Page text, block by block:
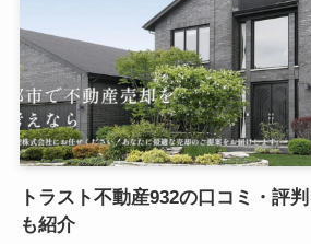
トラスト不動産932の口コミ・評
も紹介